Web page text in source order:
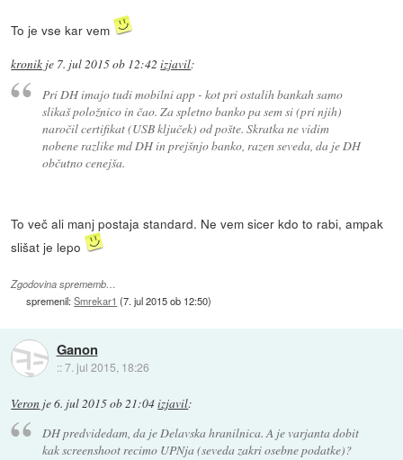
To je vse kar vem
kronik je 7. jul 2015 ob 12:42 izjavil:
Pri DH imajo tudi mobilni app - kot pri ostalih bankah samo
slikaš položnico in čao. Za spletno banko pa sem si (pri njih)
naročil certifikat (USB ključek) od pošte. Skratka ne vidim
nobene razlike md DH in prejšnjo banko, razen seveda, da je DH
občutno cenejša.
To več ali manj postaja standard. Ne vem sicer kdo to rabi, ampak
slišat je lepo
Zgodovina sprememb…
spremenil:Smrekar1 (7. jul 2015 ob 12:50)
Ganon
::7. jul 2015, 18:26
Veron je6. jul 2015 ob 21:04izjavil:
DH predvidedam, da je Delavska hranilnica. A je varjanta dobit
kak screenshoot recimo UPNja (seveda zakri osebne podatke)?